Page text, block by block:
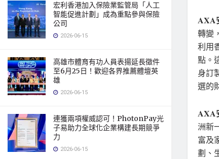
宏利香港加入保險業監管局「人工
智能促進計劃」成為重點參與保險
公司
2026-06-15
高雄市體育有功人員表揚延長徵件
至6月25日！歡迎各界推薦體壇英
雄
2026-06-15
連獲兩項權威認可！PhotonPay光
子易助力全球化企業構建長期競爭
力
2026-06-15
AXA
轉變
利用
點。
身訂
選的
AXA
洲新
富及
劃、